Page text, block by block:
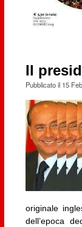
Il
Pubblicato il 15
originale
dell’epoca